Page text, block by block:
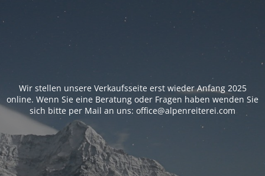
Wir stellen unsere Verkaufsseite erst wieder Anfang 2025
online. Wenn Sie eine Beratung oder Fragen haben wenden Sie
sich bitte per Mail an uns: office@alpenreiterei.com